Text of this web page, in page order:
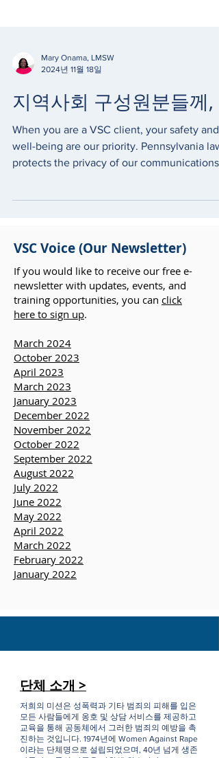
2024년 11월 18일
지역사회 구성원분들께,
When you are a VSC client, your safety and
VSC Voice (Our Newsletter)
If you would like to receive our free e-
newsletter with updates, events, and
here to sign up
March 2024
October 2023
April 2023
March 2023
January 2023
December 2022
November 2022
October 2022
September 2022
August 2022
July 2022
June 2022
May 2022
April 2022
March 2022
단체 소개 >
저희의 미션은 성폭력과 기타 범죄의 피해를 입은
모든 사람들에게 옹호 및 상담 서비스를 제공하고